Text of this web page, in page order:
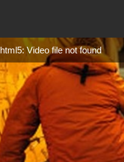
html5: Video file not found